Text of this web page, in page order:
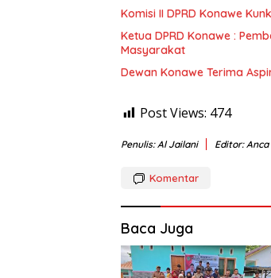
Komisi II DPRD Konawe
Ketua DPRD Konawe :
Masyarakat
Dewan Konawe Terima
Post Views: 474
Penulis: Al Jailani Editor: Anca
Komentar
Baca Juga